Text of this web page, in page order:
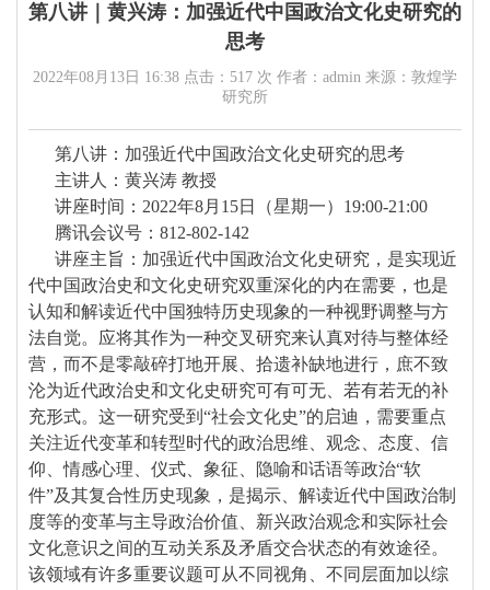
第八讲｜黄兴涛：加强近代中国政治文化史研究的
思考
2022年08月13日 16:38 点击： 517 次 作者：admin 来源：敦煌学
研究所
第八讲：加强近代中国政治文化史研究的思考
主讲人：黄兴涛 教授
讲座时间：2022年8月15日（星期一）19:00-21:00
腾讯会议号：812-802-142
讲座主旨：加强近代中国政治文化史研究，是实现近
代中国政治史和文化史研究双重深化的内在需要，也是
认知和解读近代中国独特历史现象的一种视野调整与方
法自觉。应将其作为一种交叉研究来认真对待与整体经
营，而不是零敲碎打地开展、拾遗补缺地进行，庶不致
沦为近代政治史和文化史研究可有可无、若有若无的补
充形式。这一研究受到“社会文化史”的启迪，需要重点
关注近代变革和转型时代的政治思维、观念、态度、信
仰、情感心理、仪式、象征、隐喻和话语等政治“软
件”及其复合性历史现象，是揭示、解读近代中国政治制
度等的变革与主导政治价值、新兴政治观念和实际社会
文化意识之间的互动关系及矛盾交合状态的有效途径。
该领域有许多重要议题可从不同视角、不同层面加以综